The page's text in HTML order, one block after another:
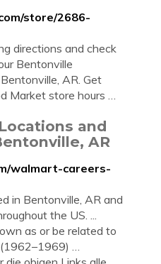
store/2686-
directions and check
Bentonville
AR. Get
Market store hours …
and
AR
walmart-careers-
in Bentonville, AR and
the US. ...
as or be related to
…